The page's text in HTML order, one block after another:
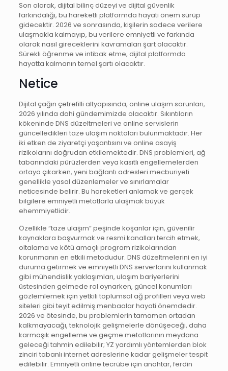
Son olarak, dijital bilinç düzeyi ve dijital güvenlik
farkındalığı, bu hareketli platformda hayati önem sürüp
gidecektir. 2026 ve sonrasında, kişilerin sadece verilere
ulaşmakla kalmayıp, bu verilere emniyetli ve farkında
olarak nasıl gireceklerini kavramaları şart olacaktır.
Sürekli öğrenme ve intibak etme, dijital platformda
hayatta kalmanın temel şartı olacaktır.
Netice
Dijital çağın çetrefilli altyapısında, online ulaşım sorunları,
2026 yılında dahi gündemimizde olacaktır. Sıkıntıların
kökeninde DNS düzeltmeleri ve online servislerin
güncelledikleri taze ulaşım noktaları bulunmaktadır. Her
iki etken de ziyaretçi yaşantısını ve online asayiş
rizikolarını doğrudan etkilemektedir. DNS problemleri, ağ
tabanındaki pürüzlerden veya kasıtlı engellemelerden
ortaya çıkarken, yeni bağlantı adresleri mecburiyeti
genellikle yasal düzenlemeler ve sınırlamalar
neticesinde belirir. Bu hareketleri anlamak ve gerçek
bilgilere emniyetli metotlarla ulaşmak büyük
ehemmiyetlidir.
Özellikle “taze ulaşım” peşinde koşanlar için, güvenilir
kaynaklara başvurmak ve resmi kanalları tercih etmek,
oltalama ve kötü amaçlı program rizikolarından
korunmanın en etkili metodudur. DNS düzeltmelerini en iyi
duruma getirmek ve emniyetli DNS serverlarını kullanmak
gibi mühendislik yaklaşımları, ulaşım bariyerlerini
üstesinden gelmede rol oynarken, güncel konumları
gözlemlemek için yetkili toplumsal ağ profilleri veya web
siteleri gibi teyit edilmiş menbaalar hayati önemdedir.
2026 ve ötesinde, bu problemlerin tamamen ortadan
kalkmayacağı, teknolojik gelişmelerle dönüşeceği, daha
karmaşık engelleme ve geçme metotlarının meydana
geleceği tahmin edilebilir; YZ yardımlı yöntemlerden blok
zinciri tabanlı internet adreslerine kadar gelişmeler tespit
edilebilir. Emniyetli online tecrübe için anahtar, ferdin